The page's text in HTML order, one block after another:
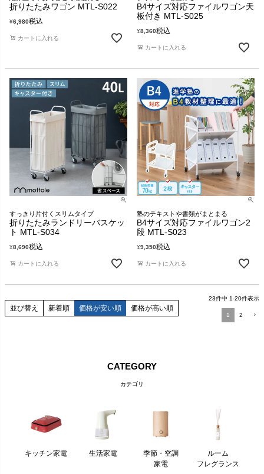
折りたたみワゴン MTL-S022
¥6,980税込
カートに入れる
B4サイズ対応ファイルワゴン天
板付き MTL-S025
¥8,360税込
カートに入れる
すっきり片付くスリムタイプ
折りたたみランドリーバスケッ
ト MTL-S034
¥8,690税込
カートに入れる
塾のテキストや書類がまとまる
B4サイズ対応ファイルワゴン2
段 MTL-S023
¥9,350税込
カートに入れる
並び替え 新着順 価格が安い順 価格が高い順
23件中 1-20件表示
1 2
CATEGORY
カテゴリ
キッチン家電 生活家電
季節・空調
家電
ルーム
フレグランス